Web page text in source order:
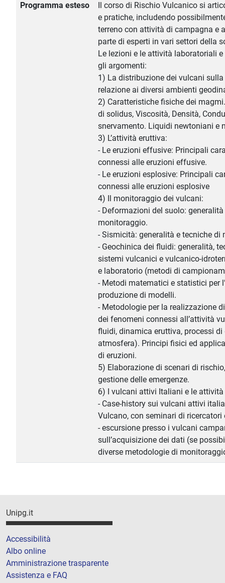
Programma esteso
Il corso di Rischio Vulcanico si
e pratiche, includendo
terreno con attività di campagna e
parte di esperti in vari settori della
Le lezioni e le attività laboratoriali
gli argomenti:
1) La distribuzione dei vulcani
relazione ai diversi ambienti
2) Caratteristiche fisiche dei
di solidus, Viscosità, Densità,
snervamento. Liquidi newtoniani e
3) L’attività eruttiva:
- Le eruzioni effusive: Principali
connessi alle eruzioni effusive.
- Le eruzioni esplosive: Principali
connessi alle eruzioni esplosive
4) Il monitoraggio dei vulcani:
- Deformazioni del suolo:
monitoraggio.
- Sismicità: generalità e tecniche di
- Geochinica dei fluidi: generalità,
sistemi vulcanici e vulcanico-
e laboratorio (metodi di
- Metodi matematici e statistici per
produzione di modelli.
- Metodologie per la realizzazione
dei fenomeni connessi all’attività
fluidi, dinamica eruttiva, processi
atmosfera). Principi fisici ed
di eruzioni.
5) Elaborazione di scenari di
gestione delle emergenze.
6) I vulcani attivi Italiani e le
- Case-history sui vulcani attivi
Vulcano, con seminari di ricercatori
- escursione presso i vulcani
sull’acquisizione dei dati (se
diverse metodologie di
Unipg.it
Accessibilità
Albo online
Amministrazione trasparente
Assistenza e FAQ